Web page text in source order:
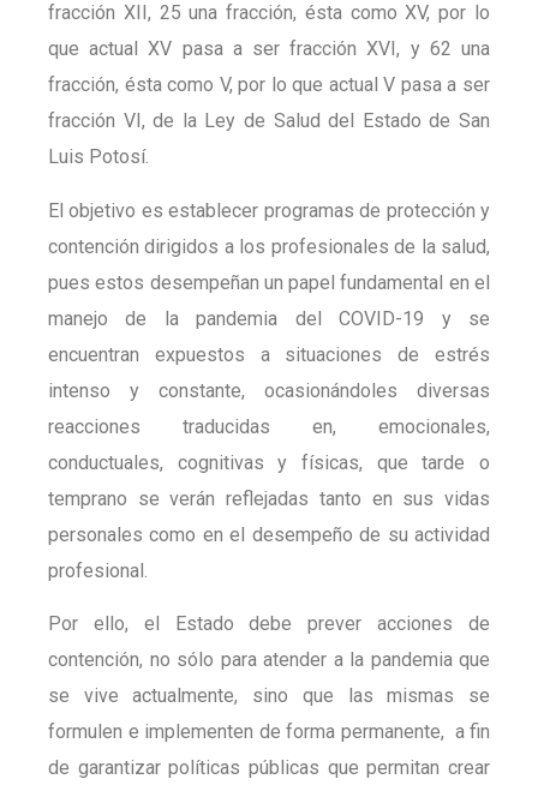
fracción XII, 25 una fracción, ésta como XV, por lo
que actual XV pasa a ser fracción XVI, y 62 una
fracción, ésta como V, por lo que actual V pasa a ser
fracción VI, de la Ley de Salud del Estado de San
Luis Potosí.
El objetivo es establecer programas de protección y
contención dirigidos a los profesionales de la salud,
pues estos desempeñan un papel fundamental en el
manejo de la pandemia del COVID-19 y se
encuentran expuestos a situaciones de estrés
intenso y constante, ocasionándoles diversas
reacciones traducidas en, emocionales,
conductuales, cognitivas y físicas, que tarde o
temprano se verán reflejadas tanto en sus vidas
personales como en el desempeño de su actividad
profesional.
Por ello, el Estado debe prever acciones de
contención, no sólo para atender a la pandemia que
se vive actualmente, sino que las mismas se
formulen e implementen de forma permanente, a fin
de garantizar políticas públicas que permitan crear